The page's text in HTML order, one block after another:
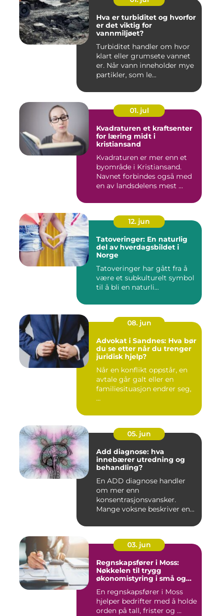
Hva er turbiditet og hvorfor
er det viktig for
vannmiljøet?
Turbiditet handler om hvor
klart eller grumsete vannet
er. Når vann inneholder mye
partikler, som le...
01. jul
Kvadraturen et kraftsenter
for læring midt i
kristiansand
Kvadraturen er mer enn et
byområde i Kristiansand.
Navnet forbindes også med
en av landsdelens mest ...
12. jun
Tatoveringer: En naturlig
del av hverdagsbildet i
Norge
Tatoveringer har gått fra å
være et subkulturelt symbol
til å bli en naturli...
08. jun
Advokat i Sandnes: Hva bør
du se etter når du trenger
juridisk hjelp?
Når en konflikt oppstår, en
avtale går galt eller en
familiesituasjon endrer seg,
...
05. jun
Add diagnose: hva
innebærer utredning og
behandling?
En ADD diagnose handler
om mer enn
konsentrasjonsvansker.
Mange voksne beskriver en
03. jun
Regnskapsfører i Moss:
Nøkkelen til trygg
økonomistyring i små og
En regnskapsfører i Moss
hjelper bedrifter med å holde
orden på tall, frister og ...